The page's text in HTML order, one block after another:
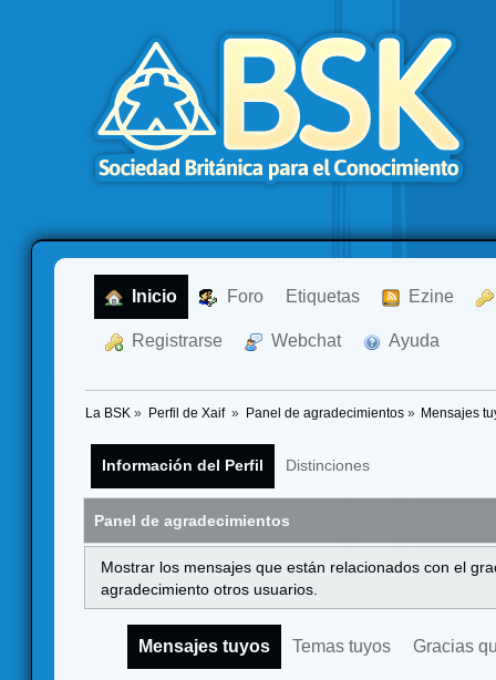
Inicio Foro Etiquetas Ezine
Registrarse Webchat Ayuda
La BSK » Perfil de Xaif » Panel de agradecimientos» Mensajes
Información del Perfil Distinciones
Panel de agradecimientos
Mostrar los mensajes que están relacionados con el
agradecimiento otros usuarios.
Mensajes tuyos Temas tuyos Gracias